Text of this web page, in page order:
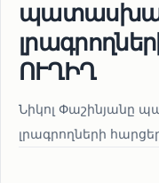
ՈՒՂԻՂ
Նիկոլ Փաշինյանը
լրագրողների